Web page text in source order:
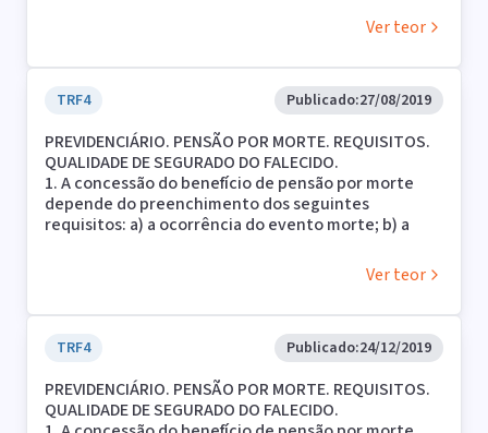
pensão; c) a demonstração da qualidade de
segurado do de cujus por ocasião do óbito. O
legislação vigente à época do óbito.
2. Ausente a prova do preenchimento de todos os
requisitos legais, não é possível a concessão do
benefício à parte autora.
Ver teor
TRF4 Publicado:27/08/2019
PREVIDENCIÁRIO. PENSÃO POR MORTE. REQUISITOS.
QUALIDADE DE SEGURADO DO FALECIDO.
1. A concessão do benefício de pensão por morte
depende do preenchimento dos seguintes
requisitos: a) a ocorrência do evento morte; b) a
pensão; c) a demonstração da qualidade de
segurado do de cujus por ocasião do óbito. O
legislação vigente à época do óbito.
2. Não comprovado o preenchimento de todos os
requisitos legais, a parte autora não faz jus ao
benefício de pensão por morte.
Ver teor
TRF4 Publicado:24/12/2019
PREVIDENCIÁRIO. PENSÃO POR MORTE. REQUISITOS.
QUALIDADE DE SEGURADO DO FALECIDO.